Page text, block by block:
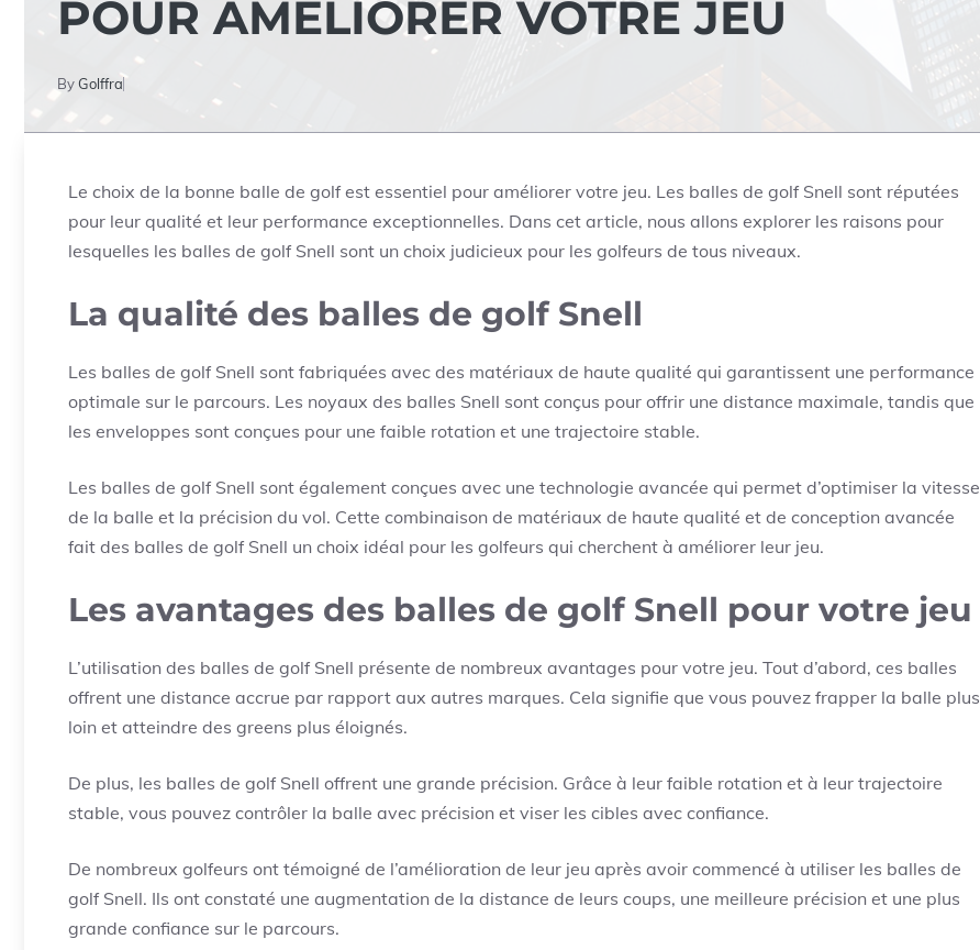
POUR AMÉLIORER VOTRE JEU
ByGolffra
Le choix de la bonne balle de golf est essentiel pour améliorer votre jeu. Les balles de golf Snell sont réputées
pour leur qualité et leur performance exceptionnelles. Dans cet article, nous allons explorer les raisons pour
lesquelles les balles de golf Snell sont un choix judicieux pour les golfeurs de tous niveaux.
La qualité des balles de golf Snell
Les balles de golf Snell sont fabriquées avec des matériaux de haute qualité qui garantissent une performance
optimale sur le parcours. Les noyaux des balles Snell sont conçus pour offrir une distance maximale, tandis que
les enveloppes sont conçues pour une faible rotation et une trajectoire stable.
Les balles de golf Snell sont également conçues avec une technologie avancée qui permet d’optimiser la vitesse
de la balle et la précision du vol. Cette combinaison de matériaux de haute qualité et de conception avancée
fait des balles de golf Snell un choix idéal pour les golfeurs qui cherchent à améliorer leur jeu.
Les avantages des balles de golf Snell pour votre jeu
L’utilisation des balles de golf Snell présente de nombreux avantages pour votre jeu. Tout d’abord, ces balles
offrent une distance accrue par rapport aux autres marques. Cela signifie que vous pouvez frapper la balle plus
loin et atteindre des greens plus éloignés.
De plus, les balles de golf Snell offrent une grande précision. Grâce à leur faible rotation et à leur trajectoire
stable, vous pouvez contrôler la balle avec précision et viser les cibles avec confiance.
De nombreux golfeurs ont témoigné de l’amélioration de leur jeu après avoir commencé à utiliser les balles de
golf Snell. Ils ont constaté une augmentation de la distance de leurs coups, une meilleure précision et une plus
grande confiance sur le parcours.